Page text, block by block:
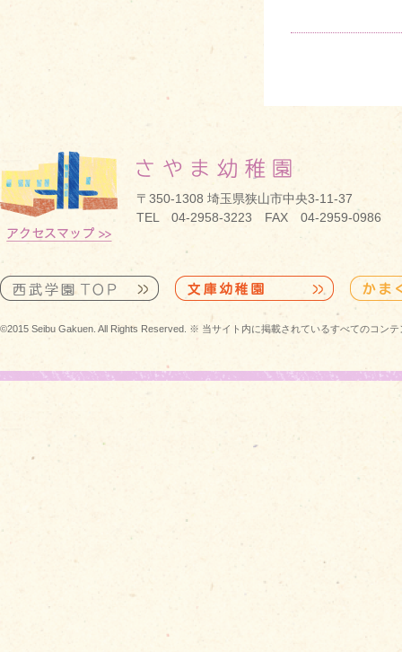
〒350-1308 埼玉県狭山市中央3-11-37
TEL 04-2958-3223 FAX 04-2959-0986
©2015 Seibu Gakuen. All Rights Reserved. ※ 当サイト内に掲載されているすべてのコン